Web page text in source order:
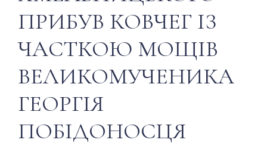
ПРИБУВ КОВЧЕГ ІЗ
ЧАСТКОЮ МОЩІВ
ВЕЛИКОМУЧЕНИКА
ГЕОРГІЯ
ПОБІДОНОСЦЯ